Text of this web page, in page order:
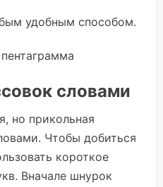
удобным способом.
словами
но прикольная
Чтобы добиться
короткое
Вначале шнурок